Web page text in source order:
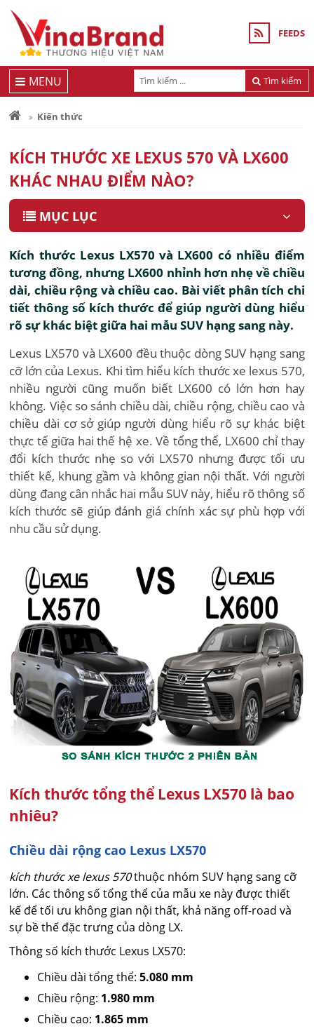
FEEDS
Tìm kiếm
MENU
Kiến thức
KÍCH THƯỚC XE LEXUS 570 VÀ LX600
KHÁC NHAU ĐIỂM NÀO?
MỤC LỤC
Kích thước Lexus LX570 và LX600 có nhiều điểm
tương đồng, nhưng LX600 nhỉnh hơn nhẹ về chiều
dài, chiều rộng và chiều cao. Bài viết phân tích chi
tiết thông số kích thước để giúp người dùng hiểu
rõ sự khác biệt giữa hai mẫu SUV hạng sang này.
Lexus LX570 và LX600 đều thuộc dòng SUV hạng sang
cỡ lớn của Lexus. Khi tìm hiểu kích thước xe lexus 570,
nhiều người cũng muốn biết LX600 có lớn hơn hay
không. Việc so sánh chiều dài, chiều rộng, chiều cao và
chiều dài cơ sở giúp người dùng hiểu rõ sự khác biệt
thực tế giữa hai thế hệ xe. Về tổng thể, LX600 chỉ thay
đổi kích thước nhẹ so với LX570 nhưng được tối ưu
thiết kế, khung gầm và không gian nội thất. Với người
dùng đang cân nhắc hai mẫu SUV này, hiểu rõ thông số
kích thước sẽ giúp đánh giá chính xác sự phù hợp với
nhu cầu sử dụng.
Kích thước tổng thể Lexus LX570 là bao
nhiêu?
Chiều dài rộng cao Lexus LX570
kích thước xe lexus 570thuộc nhóm SUV hạng sang cỡ
lớn. Các thông số tổng thể của mẫu xe này được thiết
kế để tối ưu không gian nội thất, khả năng off-road và
sự bề thế đặc trưng của dòng LX.
Thông số kích thước Lexus LX570:
Chiều dài tổng thể:5.080 mm
Chiều rộng: 1.980 mm
Chiều cao: 1.865 mm